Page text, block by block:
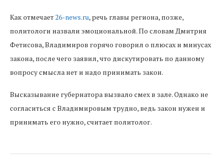
Как отмечает26-news.ru, речь главы региона, позже,
политологи назвали эмоциональной. По словам Дмитрия
Фетисова, Владимиров горячо говорил о плюсах и минусах
закона, после чего заявил, что дискутировать по данному
вопросу смысла нет и надо принимать закон.
Высказывание губернатора вызвало смех в зале. Однако не
согласиться с Владимировым трудно, ведь закон нужен и
принимать его нужно, считает политолог.